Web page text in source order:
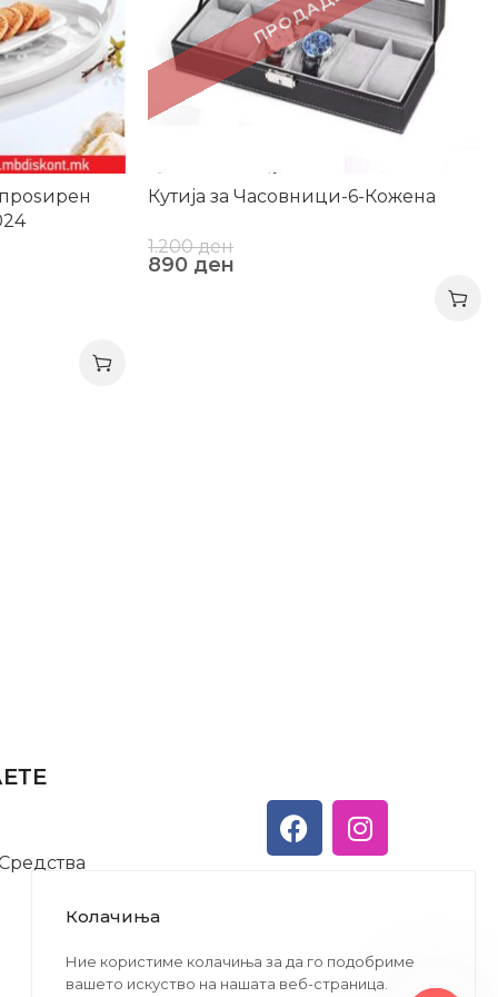
Кутија за Часовници-6-Кожена
1.200ден
890 ден
Колачиња
Ние користиме колачиња за да го подобриме
вашето искуство на нашата веб-страница.